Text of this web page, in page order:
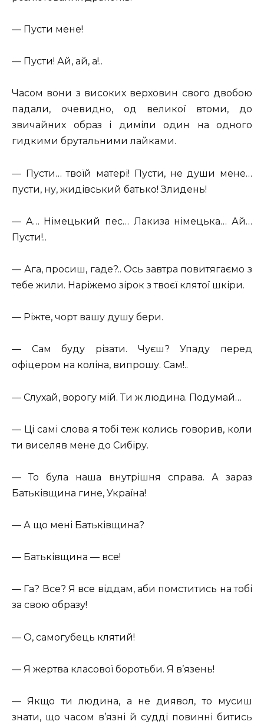
— Пусти мене!
— Пусти! Ай, ай, а!..
Часом вони з високих верховин свого двобою
падали, очевидно, од великої втоми, до
звичайних образ і диміли один на одного
гидкими брутальними лайками.
— Пусти… твоїй матері! Пусти, не души мене…
пусти, ну, жидівський батько! Злидень!
— А… Німецький пес… Лакиза німецька… Ай…
Пусти!..
— Ага, просиш, гаде?.. Ось завтра повитягаємо з
тебе жили. Наріжемо зірок з твоєї клятої шкіри.
— Ріжте, чорт вашу душу бери.
— Сам буду різати. Чуєш? Упаду перед
офіцером на коліна, випрошу. Сам!..
— Слухай, ворогу мій. Ти ж людина. Подумай…
— Ці самі слова я тобі теж колись говорив, коли
ти виселяв мене до Сибіру.
— То була наша внутрішня справа. А зараз
Батьківщина гине, Україна!
— А що мені Батьківщина?
— Батьківщина — все!
— Га? Все? Я все віддам, аби помститись на тобі
за свою образу!
— О, самогубець клятий!
— Я жертва класової боротьби. Я в’язень!
— Якщо ти людина, а не диявол, то мусиш
знати, що часом в’язні й судді повинні битись